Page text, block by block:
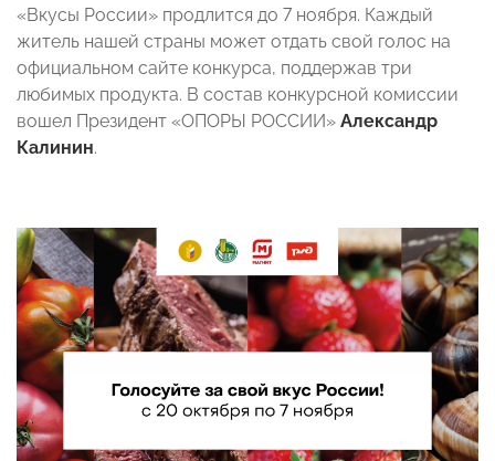
«Вкусы России» продлится до 7 ноября. Каждый
житель нашей страны может отдать свой голос на
официальном сайте конкурса, поддержав три
любимых продукта. В состав конкурсной комиссии
вошел Президент «ОПОРЫ РОССИИ» Александр
Калинин.